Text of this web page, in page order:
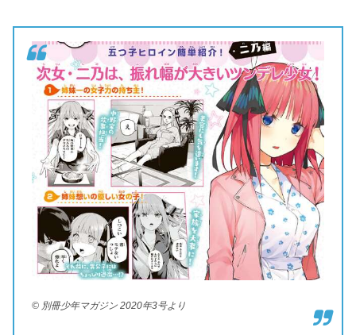
© 別冊少年マガジン 2020年3号より